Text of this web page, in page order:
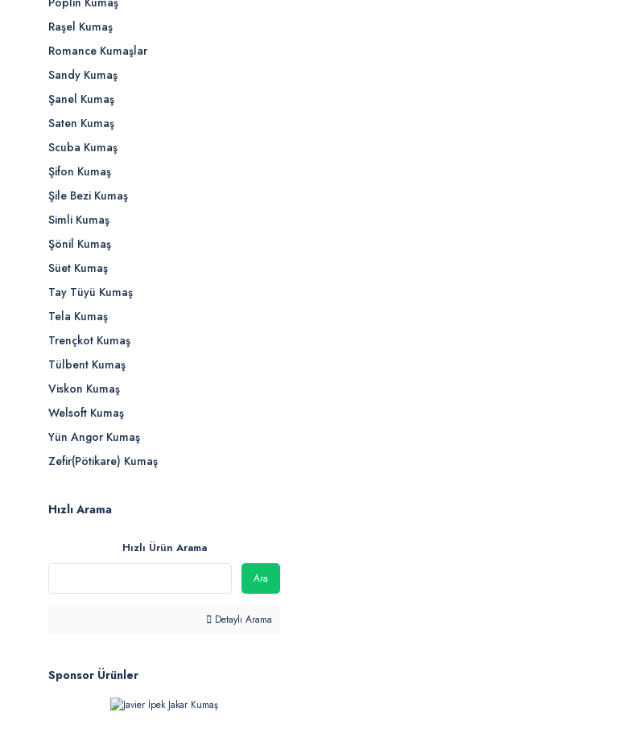
Raşel Kumaş
Romance Kumaşlar
Sandy Kumaş
Şanel Kumaş
Saten Kumaş
Scuba Kumaş
Şifon Kumaş
Şile Bezi Kumaş
Simli Kumaş
Şönil Kumaş
Süet Kumaş
Tay Tüyü Kumaş
Tela Kumaş
Trençkot Kumaş
Tülbent Kumaş
Viskon Kumaş
Welsoft Kumaş
Yün Angor Kumaş
Zefir(Pötikare) Kumaş
Hızlı Arama
Hızlı Ürün Arama
Ara
Detaylı Arama
Sponsor Ürünler